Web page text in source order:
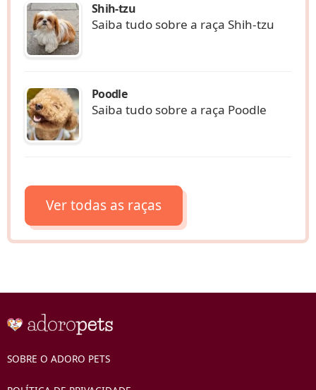
Shih-tzu
Saiba tudo sobre a raça Shih-tzu
Poodle
Saiba tudo sobre a raça Poodle
Ver todas as raças
SOBRE O ADORO PETS